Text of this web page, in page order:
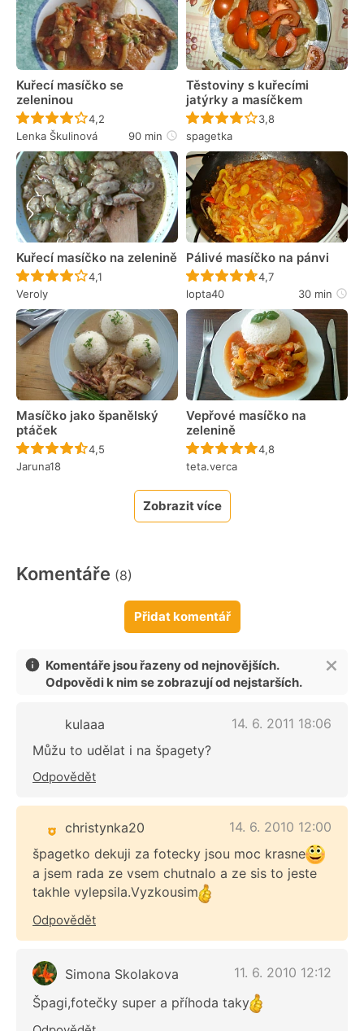
Kuřecí masíčko se
zeleninou
Recept ještě nebyl hodnocen
4,2
Lenka Škulinová
90 min
Těstoviny s kuřecími
jatýrky a masíčkem
Recept ještě nebyl
3,8
spagetka
Kuřecí masíčko na zelenině
Recept ještě nebyl hodnocen
4,1
Veroly
Pálivé masíčko na pánvi
Recept ještě nebyl
4,7
lopta40
30 min
Masíčko jako španělský
ptáček
Recept ještě nebyl hodnocen
4,5
Jaruna18
Vepřové masíčko na
zelenině
Recept ještě nebyl
4,8
teta.verca
Zobrazit více
Komentáře (8)
Přidat komentář
Komentáře jsou řazeny od nejnovějších.
Odpovědi k nim se zobrazují od nejstarších.
kulaaa
14. 6. 2011 18:06
Můžu to udělat i na špagety?
Odpovědět
christynka20
14. 6. 2010 12:00
špagetko dekuji za fotecky jsou moc krasne
a jsem rada ze vsem chutnalo a ze sis to jeste
takhle vylepsila.Vyzkousim
Odpovědět
Simona Skolakova
11. 6. 2010 12:12
Špagi,fotečky super a příhoda taky